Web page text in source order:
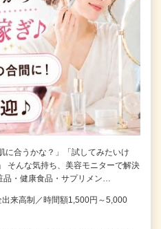
に合うかな？」「試してみたいけ
そんな気持ち、美容モニターで解決
品・健康食品・サプリメン…
来高制／時間額1,500円～5,000